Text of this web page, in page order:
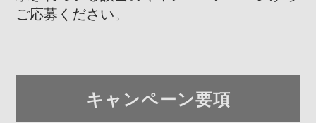
③IMEI（SIMスロット1）のところまで
スワイプします。
ご応募ください。
キャンペーン要項